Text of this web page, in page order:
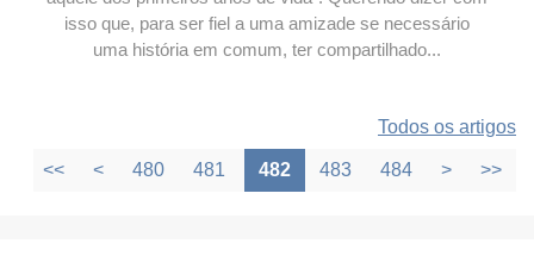
isso que, para ser fiel a uma amizade se necessário
uma história em comum, ter compartilhado...
Todos os artigos
<< < 480 481 482 483 484 > >>